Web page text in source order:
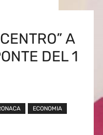
A
DEL 1
ECONOMIA